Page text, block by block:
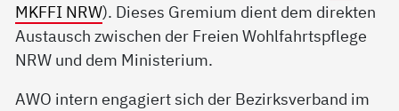
MKFFI NRW). Dieses Gremium dient dem direkten
Austausch zwischen der Freien Wohlfahrtspflege
NRW und dem Ministerium.
AWO intern engagiert sich der Bezirksverband im